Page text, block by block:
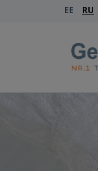
EE RU